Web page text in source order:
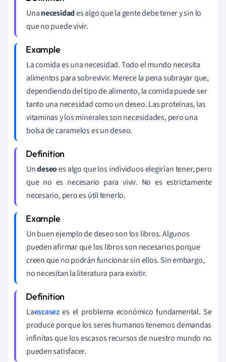
Unanecesidades algo que la gente debe tener y sin lo
que no puede vivir.
La comida es una necesidad. Todo el mundo necesita
alimentos para sobrevivir. Merece la pena subrayar que,
dependiendo del tipo de alimento, la comida puede ser
tanto una necesidad como un deseo. Las proteínas, las
vitaminas y los minerales son necesidades, pero una
bolsa de caramelos es un deseo.
Undeseoes algo que los individuos elegirían tener, pero
que no es necesario para vivir. No es estrictamente
necesario, pero es útil tenerlo.
Un buen ejemplo de deseo son los libros. Algunos
pueden afirmar que los libros son necesarios porque
creen que no podrán funcionar sin ellos. Sin embargo,
no necesitan la literatura para existir.
Laescasezes el problema económico fundamental. Se
produce porque los seres humanos tenemos demandas
infinitas que los escasos recursos de nuestro mundo no
pueden satisfacer.